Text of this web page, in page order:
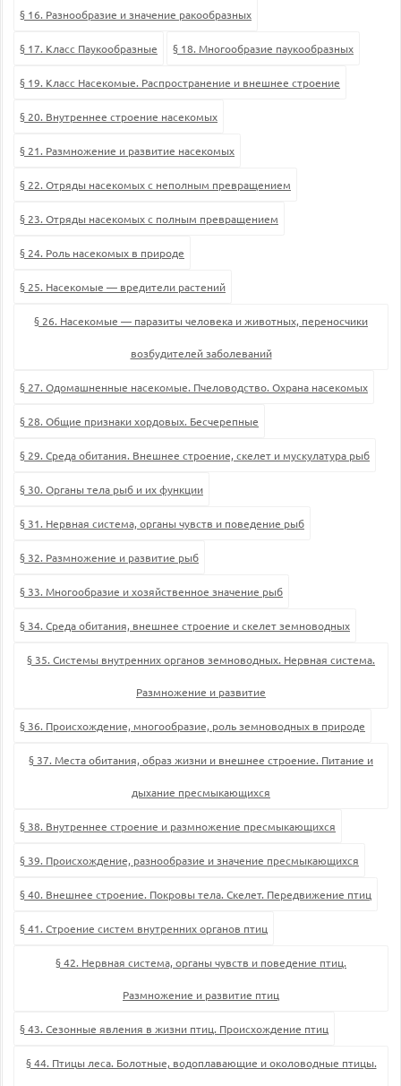
§ 16. Разнообразие и значение ракообразных
§ 17. Класс Паукообразные § 18. Многообразие паукообразных
§ 19. Класс Насекомые. Распространение и внешнее строение
§ 20. Внутреннее строение насекомых
§ 21. Размножение и развитие насекомых
§ 22. Отряды насекомых с неполным превращением
§ 23. Отряды насекомых с полным превращением
§ 24. Роль насекомых в природе
§ 25. Насекомые — вредители растений
§ 26. Насекомые — паразиты человека и животных, переносчики
возбудителей заболеваний
§ 27. Одомашненные насекомые. Пчеловодство. Охрана насекомых
§ 28. Общие признаки хордовых. Бесчерепные
§ 29. Среда обитания. Внешнее строение, скелет и мускулатура рыб
§ 30. Органы тела рыб и их функции
§ 31. Нервная система, органы чувств и поведение рыб
§ 32. Размножение и развитие рыб
§ 33. Многообразие и хозяйственное значение рыб
§ 34. Среда обитания, внешнее строение и скелет земноводных
§ 35. Системы внутренних органов земноводных. Нервная система.
Размножение и развитие
§ 36. Происхождение, многообразие, роль земноводных в природе
§ 37. Места обитания, образ жизни и внешнее строение. Питание и
дыхание пресмыкающихся
§ 38. Внутреннее строение и размножение пресмыкающихся
§ 39. Происхождение, разнообразие и значение пресмыкающихся
§ 40. Внешнее строение. Покровы тела. Скелет. Передвижение птиц
§ 41. Строение систем внутренних органов птиц
§ 42. Нервная система, органы чувств и поведение птиц.
Размножение и развитие птиц
§ 43. Сезонные явления в жизни птиц. Происхождение птиц
§ 44. Птицы леса. Болотные, водоплавающие и околоводные птицы.